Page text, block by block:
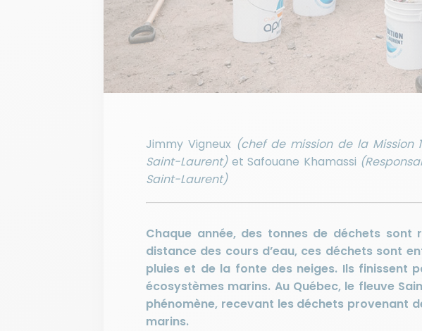
Jimmy Vigneux (chef de mission de la Mission
Saint-Laurent)et Safouane Khamassi
Saint-Laurent)
Chaque année, des tonnes de déchets sont
distance des cours d’eau, ces déchets sont
pluies et de la fonte des neiges. Ils finissent
écosystèmes marins. Au Québec, le fleuve
phénomène, recevant les déchets provenant
marins.